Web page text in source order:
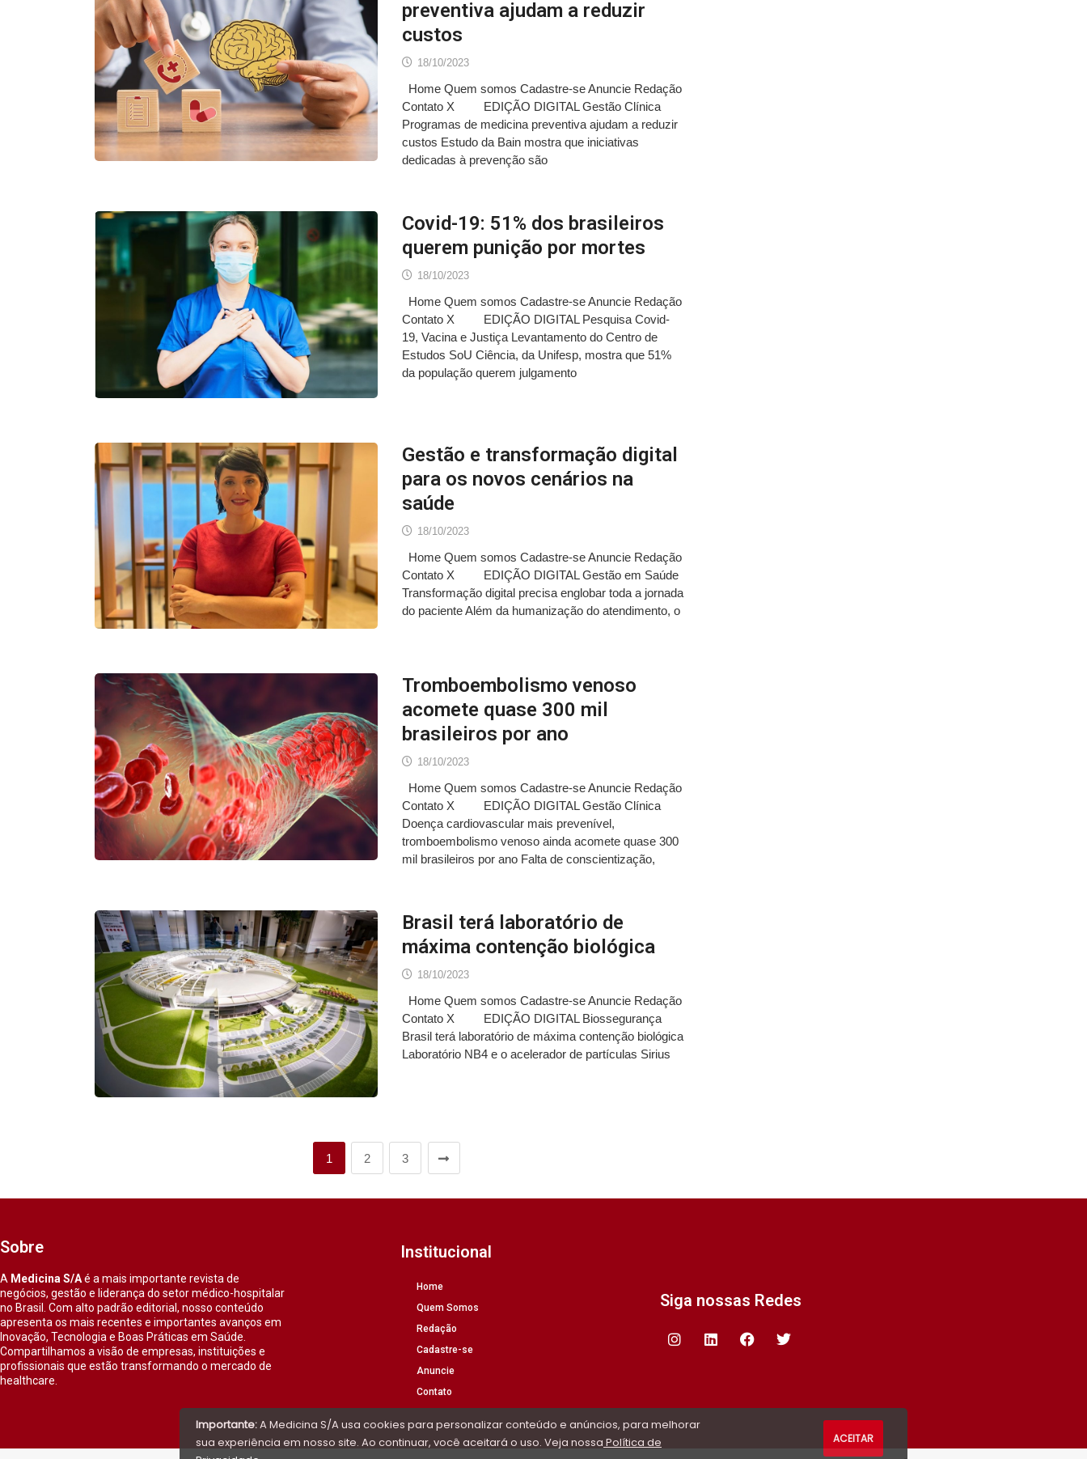
preventiva ajudam a reduzir
custos
18/10/2023
Home Quem somos Cadastre-se Anuncie Redação
Contato X EDIÇÃO DIGITAL Gestão Clínica
Programas de medicina preventiva ajudam a reduzir
custos Estudo da Bain mostra que iniciativas
dedicadas à prevenção são
Covid-19: 51% dos brasileiros
querem punição por mortes
18/10/2023
Home Quem somos Cadastre-se Anuncie Redação
Contato X EDIÇÃO DIGITAL Pesquisa Covid-
19, Vacina e Justiça Levantamento do Centro de
Estudos SoU Ciência, da Unifesp, mostra que 51%
da população querem julgamento
Gestão e transformação digital
para os novos cenários na
saúde
18/10/2023
Home Quem somos Cadastre-se Anuncie Redação
Contato X EDIÇÃO DIGITAL Gestão em Saúde
Transformação digital precisa englobar toda a jornada
do paciente Além da humanização do atendimento, o
Tromboembolismo venoso
acomete quase 300 mil
brasileiros por ano
18/10/2023
Home Quem somos Cadastre-se Anuncie Redação
Contato X EDIÇÃO DIGITAL Gestão Clínica
Doença cardiovascular mais prevenível,
tromboembolismo venoso ainda acomete quase 300
mil brasileiros por ano Falta de conscientização,
Brasil terá laboratório de
máxima contenção biológica
18/10/2023
Home Quem somos Cadastre-se Anuncie Redação
Contato X EDIÇÃO DIGITAL Biossegurança
Brasil terá laboratório de máxima contenção biológica
Laboratório NB4 e o acelerador de partículas Sirius
1 2 3
Sobre
A Medicina S/Aé a mais importante revista de
negócios, gestão e liderança do setor médico-hospitalar
no Brasil. Com alto padrão editorial, nosso conteúdo
apresenta os mais recentes e importantes avanços em
Inovação, Tecnologia e Boas Práticas em Saúde.
Compartilhamos a visão de empresas, instituições e
profissionais que estão transformando o mercado de
healthcare.
Institucional
Home
Quem Somos
Redação
Cadastre-se
Anuncie
Contato
Siga nossas Redes
Importante:A Medicina S/A usa cookies para personalizar conteúdo e anúncios, para melhorar
sua experiência em nosso site. Ao continuar, você aceitará o uso. Veja nossa Política de
ACEITAR